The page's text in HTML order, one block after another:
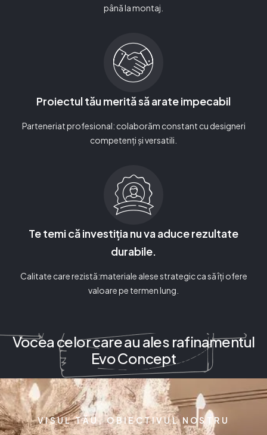
până la montaj.
Proiectul tău merită să arate impecabil
Parteneriat profesional: colaborăm constant cu designeri
competenți și versatili.
Te temi că investiția nu va aduce rezultate
durabile.
Calitate care rezistă:materiale alese strategic ca să îți ofere
valoare pe termen lung.
Vocea celor care au ales rafinamentul
Evo Concept
VISUL TĂU, OBIECTIVUL NOSTRU